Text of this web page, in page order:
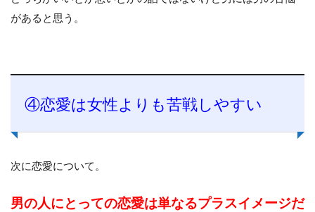
があると思う。
④恋愛は女性よりも苦戦しやすい
次に恋愛について。
男の人にとっての恋愛は単なるプラスイメージだ